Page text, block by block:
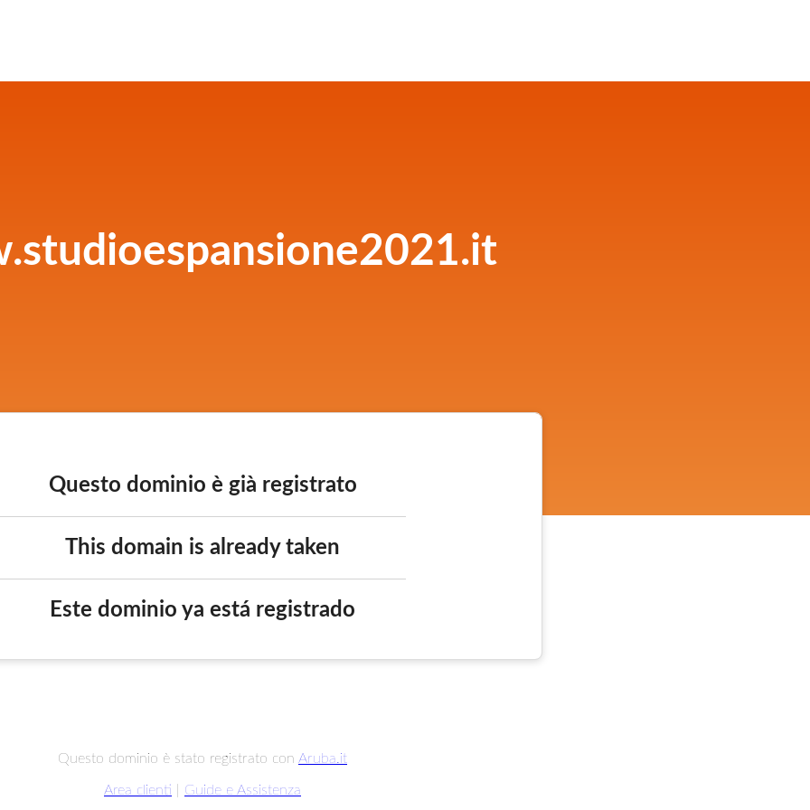
Questo dominio è già registrato
This domain is already taken
Este dominio ya está registrado
Questo dominio è stato registrato con Aruba.it
Area clienti Guide e Assistenza